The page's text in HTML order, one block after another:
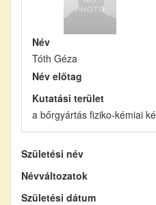
Név
Tóth Géza
Név előtag
Kutatási terület
a bőrgyártás fiziko-kémiai
Születési név
Névváltozatok
Születési dátum